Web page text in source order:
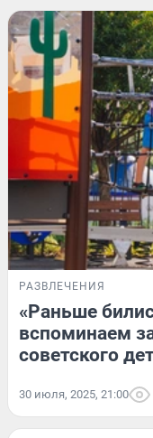
РАЗВЛЕЧЕНИЯ
«Раньше
вспоминаем
советского
30 июля, 2025, 21:00